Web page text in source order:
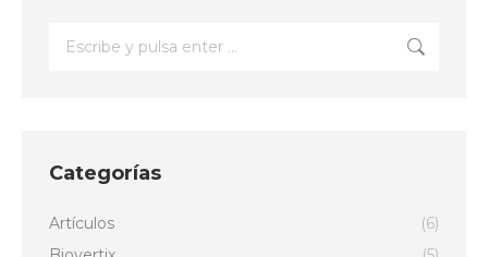
Buscar:
Categorías
Artículos
(6)